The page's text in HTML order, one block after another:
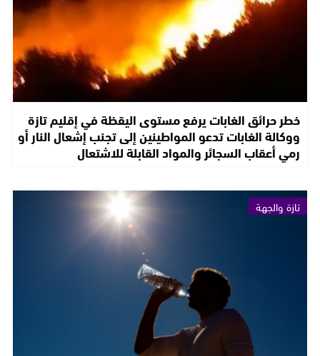
خطر حرائق الغابات يرفع مستوى اليقظة في إقليم تازة
ووكالة الغابات تدعو المواطينين إلى تجنب إشعال النار أو
رمي أعقاب السجائر والمواد القابلة للاشتعال
تازة والجهة